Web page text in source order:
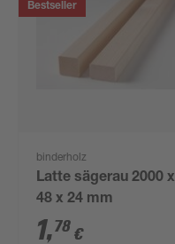
Bestseller
binderholz
Latte sägerau 2000 x
48 x 24 mm
1,78 €